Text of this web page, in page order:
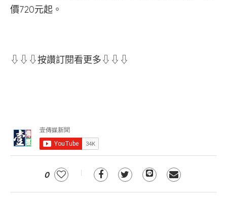
價720元起。
⇩⇩⇩按讚訂閱看更多⇩⇩⇩
0